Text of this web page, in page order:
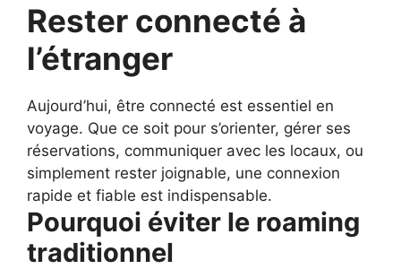
Rester connecté à
l’étranger
Aujourd’hui, être connecté est essentiel en
voyage. Que ce soit pour s’orienter, gérer ses
réservations, communiquer avec les locaux, ou
simplement rester joignable, une connexion
rapide et fiable est indispensable.
Pourquoi éviter le roaming
traditionnel